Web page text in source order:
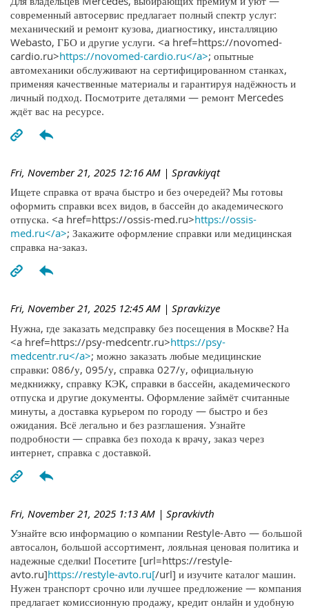
современный автосервис предлагает полный спектр услуг:
механический и ремонт кузова, диагностику, инсталляцию
Webasto, ГБО и другие услуги. <a href=https://novomed-
cardio.ru>https://novomed-cardio.ru</a>; опытные
автомеханики обслуживают на сертифицированном станках,
применяя качественные материалы и гарантируя надёжность и
личный подход. Посмотрите деталями — ремонт Mercedes
ждёт вас на ресурсе.
Fri, November 21, 2025 12:16 AM | Spravkiyqt
Ищете справка от врача быстро и без очередей? Мы готовы
оформить справки всех видов, в бассейн до академического
отпуска. <a href=https://ossis-med.ru>https://ossis-
med.ru</a>; Закажите оформление справки или медицинская
справка на-заказ.
Fri, November 21, 2025 12:45 AM | Spravkizye
Нужна, где заказать медсправку без посещения в Москве? На
<a href=https://psy-medcentr.ru>https://psy-
medcentr.ru</a>; можно заказать любые медицинские
справки: 086/у, 095/у, справка 027/у, официальную
медкнижку, справку КЭК, справки в бассейн, академического
отпуска и другие документы. Оформление займёт считанные
минуты, а доставка курьером по городу — быстро и без
ожидания. Всё легально и без разглашения. Узнайте
подробности — справка без похода к врачу, заказ через
интернет, справка с доставкой.
Fri, November 21, 2025 1:13 AM | Spravkivth
Узнайте всю информацию о компании Restyle-Авто — большой
автосалон, большой ассортимент, лояльная ценовая политика и
надежные сделки! Посетите [url=https://restyle-
avto.ru]https://restyle-avto.ru[/url] и изучите каталог машин.
Нужен транспорт срочно или лучшее предложение — компания
предлагает комиссионную продажу, кредит онлайн и удобную